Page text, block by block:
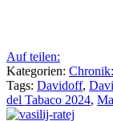
Auf teilen:
Kategorien:
Tags: Davidoff,
del Tabaco 2024,